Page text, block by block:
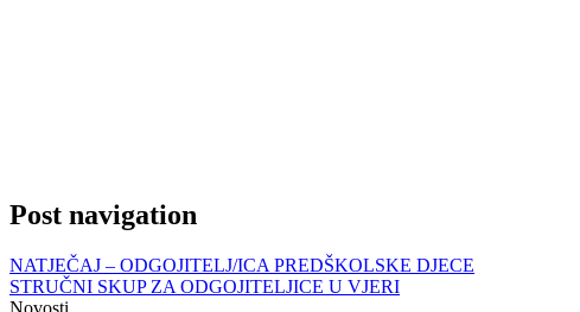
Post navigation
NATJEČAJ – ODGOJITELJ/ICA PREDŠKOLSKE DJECE
STRUČNI SKUP ZA ODGOJITELJICE U VJERI
Novosti